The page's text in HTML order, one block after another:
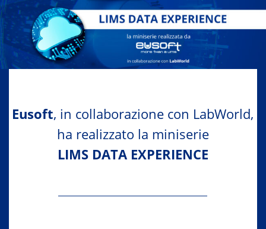
Eusoft, in collaborazione con LabWorld,
ha realizzato la miniserie
LIMS DATA EXPERIENCE